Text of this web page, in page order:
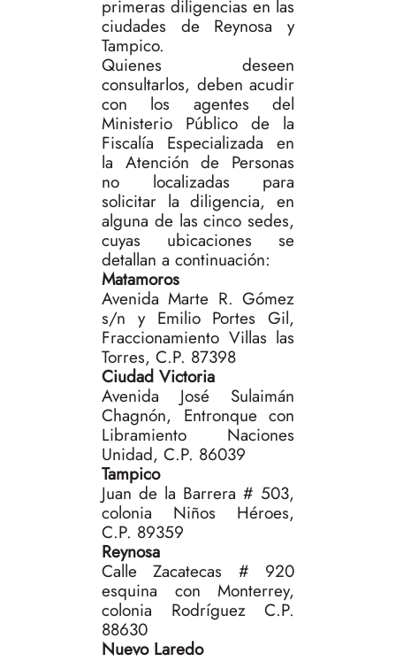
primeras diligencias en las
ciudades de Reynosa y
Tampico.
Quienes deseen
consultarlos, deben acudir
con los agentes del
Ministerio Público de la
Fiscalía Especializada en
la Atención de Personas
no localizadas para
solicitar la diligencia, en
alguna de las cinco sedes,
cuyas ubicaciones se
detallan a continuación:
Matamoros
Avenida Marte R. Gómez
s/n y Emilio Portes Gil,
Fraccionamiento Villas las
Torres, C.P. 87398
Ciudad Victoria
Avenida José Sulaimán
Chagnón, Entronque con
Libramiento Naciones
Unidad, C.P. 86039
Tampico
Juan de la Barrera # 503,
colonia Niños Héroes,
C.P. 89359
Reynosa
Calle Zacatecas # 920
esquina con Monterrey,
colonia Rodríguez C.P.
88630
Nuevo Laredo